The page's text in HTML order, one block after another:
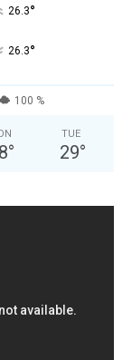
26.3°
26.3°
100 %
°
TUE
29°